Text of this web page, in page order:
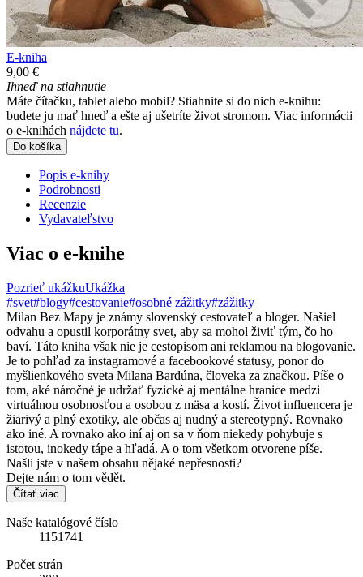
E-kniha
9,00 €
Ihneď na stiahnutie
Máte čítačku, tablet alebo mobil? Stiahnite si do nich e-knihu:
budete ju mať hneď a ešte aj ušetríte život stromom. Viac informácii
o e-knihách nájdete tu.
Do košíka
Popis e-knihy
Podrobnosti
Recenzie
Vydavateľstvo
Viac o e-knihe
Pozrieť ukážkuUkážka
#svet#blogy#cestovanie#osobné zážitky#zážitky
Milan Bez Mapy je známy slovenský cestovateľ a bloger. Našiel
odvahu a opustil korporátny svet, aby sa mohol živiť tým, čo ho
baví. Táto kniha však nie je cestopisom ani reklamou na blogovanie.
Je to pohľad za instagramové a facebookové statusy, ponor do
myšlienkového sveta Milana Bardúna, človeka za značkou. Píše o
tom, aké náročné je udržať fyzické aj mentálne hranice medzi
virtuálnou osobnosťou a osobou z mäsa a kostí. Život influencera je
žiarivý a plný exotiky, ale občas aj nudný a stereotypný. Rovnako
ako iné. A rovnako ako iní aj on sa v ňom niekedy pohybuje s
istotou, inokedy tápe a hľadá. A o tom všetkom otvorene píše.
Našli jste v našem obsahu nějaké nepřesnosti?
Dejte nám o tom vědět.
Čítať viac
Naše katalógové číslo
1151741
Počet strán